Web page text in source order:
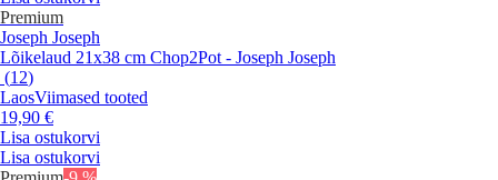
Premium
Joseph Joseph
Lõikelaud 21x38 cm Chop2Pot - Joseph Joseph
(12)
LaosViimased tooted
19,90 €
Lisa ostukorvi
Lisa ostukorvi